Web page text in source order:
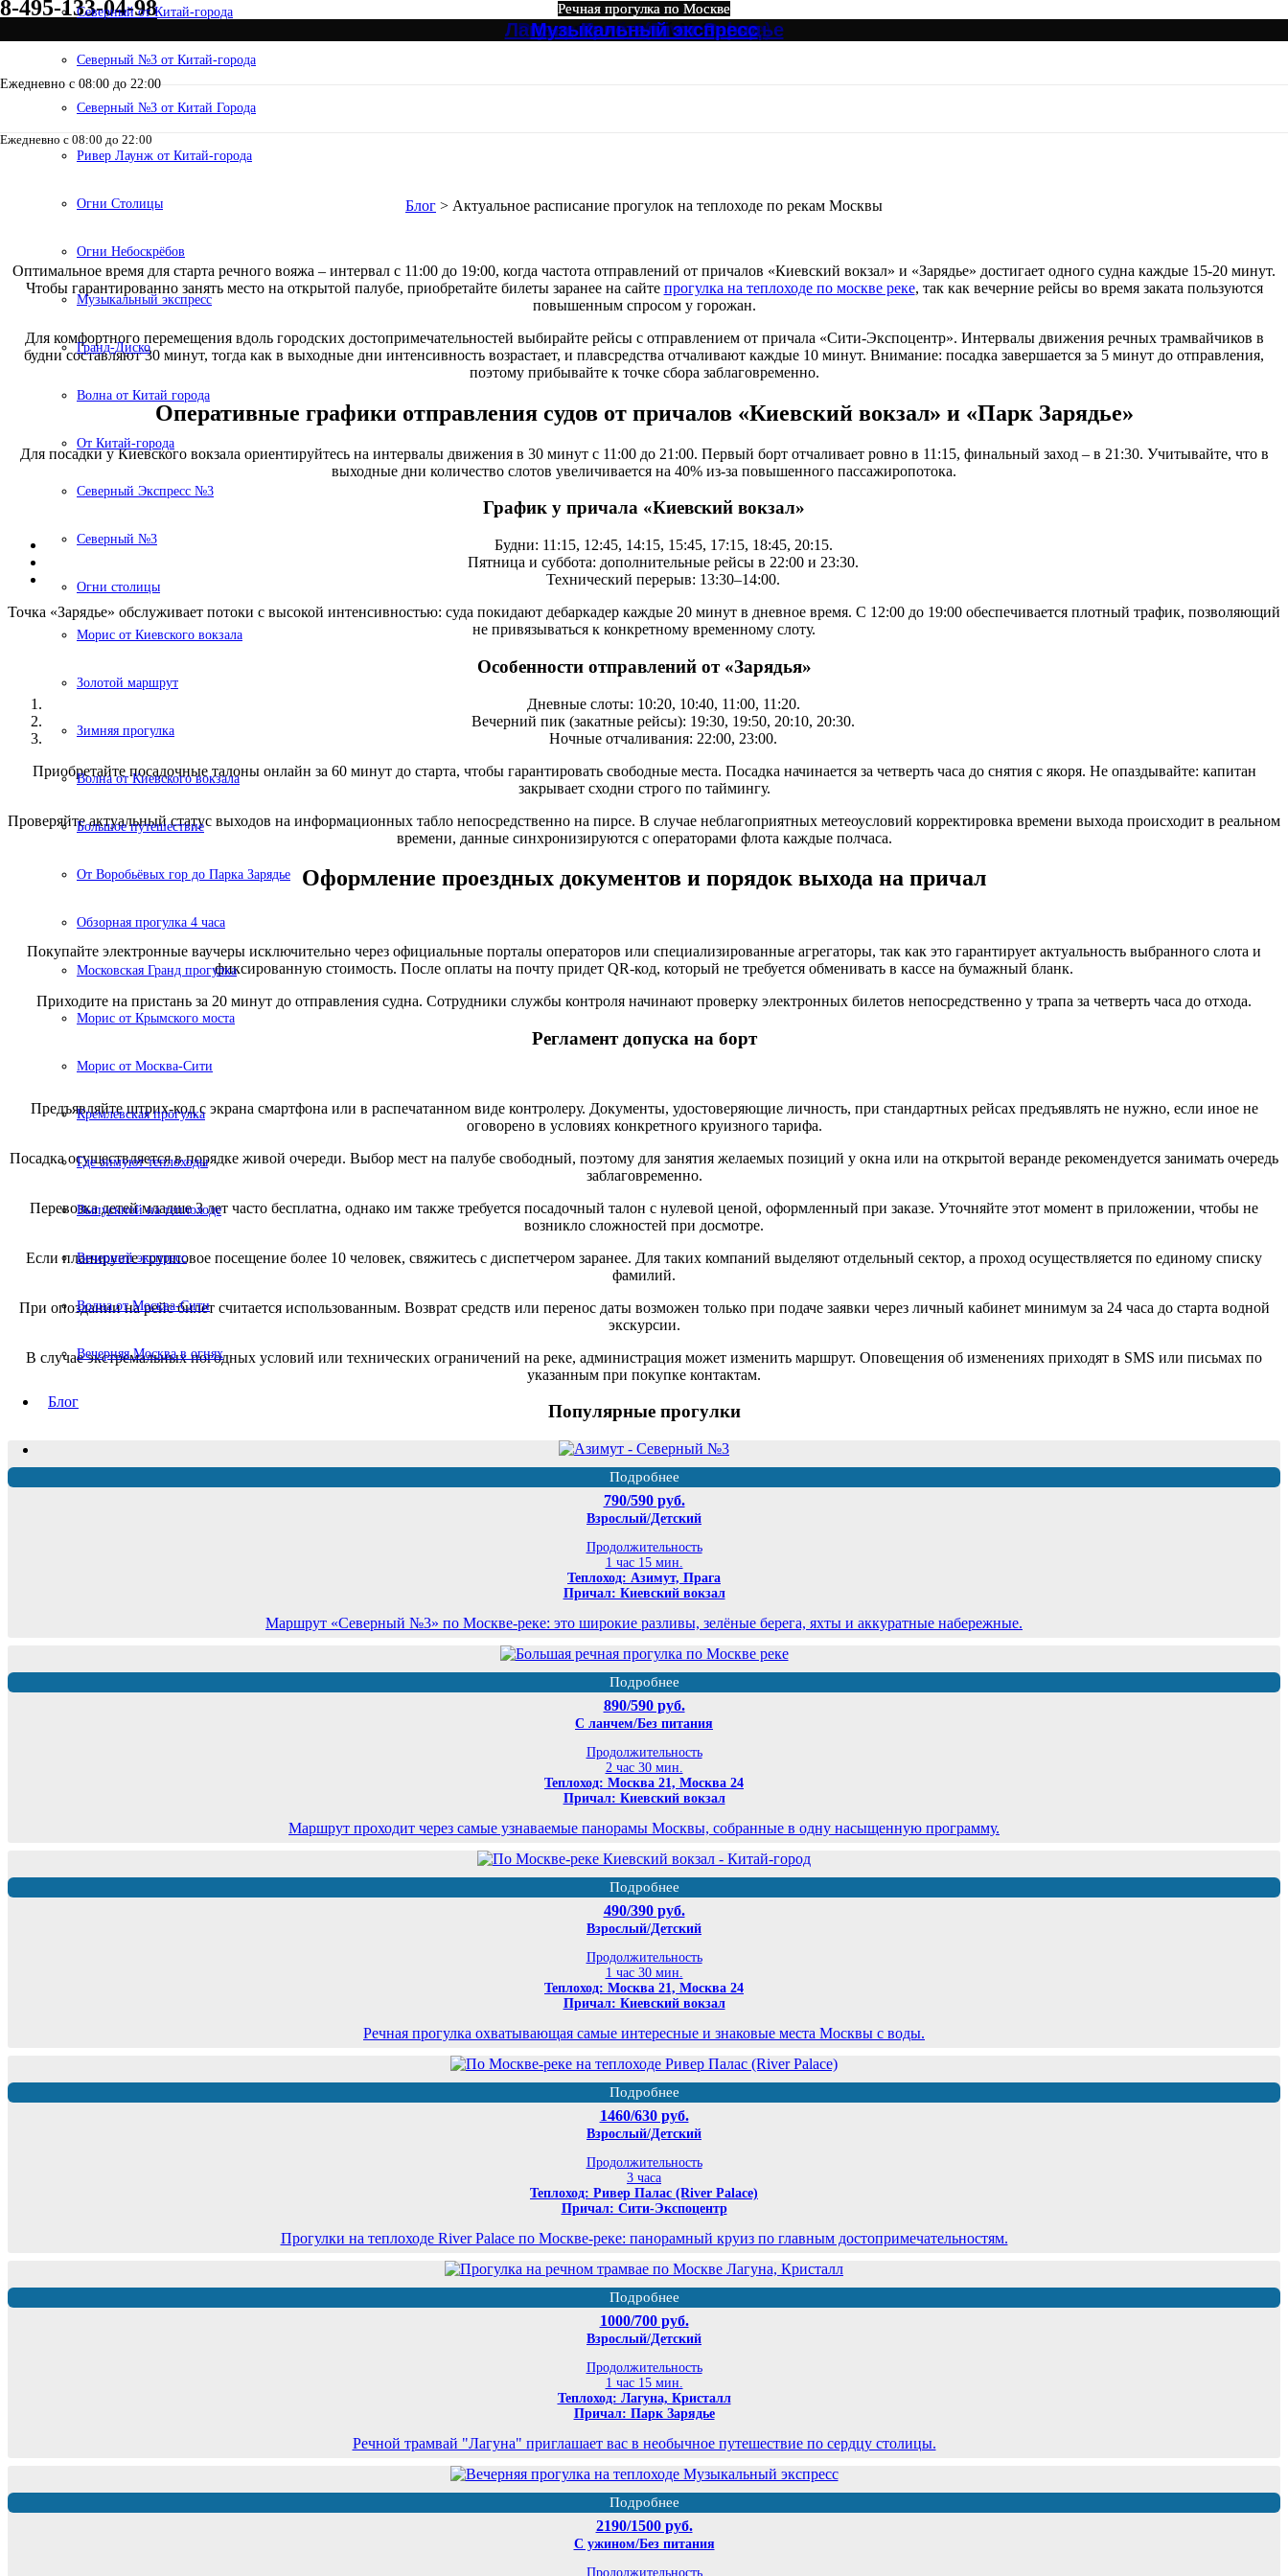
8-495-133-04-98
Ежедневно с 08:00 до 22:00
Северный от Китай-города
Северный №3 от Китай-города
Северный №3 от Китай Города
Ривер Лаунж от Китай-города
Огни Столицы
Огни Небоскрёбов
Музыкальный экспресс
Гранд-Диско
Волна от Китай города
От Китай-города
Северный Экспресс №3
Северный №3
Огни столицы
Морис от Киевского вокзала
Золотой маршрут
Зимняя прогулка
Волна от Киевского вокзала
Большое путешествие
От Воробьёвых гор до Парка Зарядье
Обзорная прогулка 4 часа
Московская Гранд прогулка
Морис от Крымского моста
Морис от Москва-Сити
Кремлевская прогулка
Где зимуют теплоходы
Выпускной на теплоходе
Вечерний экспресс
Волна от Москва-Сити
Вечерняя Москва в огнях
Блог
Ежедневно с 08:00 до 22:00
8-495-133-04-98
Блог > Актуальное расписание прогулок на теплоходе по рекам Москвы
Оптимальное время для старта речного вояжа – интервал с 11:00 до 19:00, когда частота отправлений от причалов «Киевский вокзал» и «Зарядье» достигает одного судна каждые 15-20 минут.
Чтобы гарантированно занять место на открытой палубе, приобретайте билеты заранее на сайте прогулка на теплоходе по москве реке, так как вечерние рейсы во время заката пользуются
повышенным спросом у горожан.
Для комфортного перемещения вдоль городских достопримечательностей выбирайте рейсы с отправлением от причала «Сити-Экспоцентр». Интервалы движения речных трамвайчиков в
будни составляют 30 минут, тогда как в выходные дни интенсивность возрастает, и плавсредства отчаливают каждые 10 минут. Внимание: посадка завершается за 5 минут до отправления,
поэтому прибывайте к точке сбора заблаговременно.
Оперативные графики отправления судов от причалов «Киевский вокзал» и «Парк Зарядье»
Для посадки у Киевского вокзала ориентируйтесь на интервалы движения в 30 минут с 11:00 до 21:00. Первый борт отчаливает ровно в 11:15, финальный заход – в 21:30. Учитывайте, что в
выходные дни количество слотов увеличивается на 40% из-за повышенного пассажиропотока.
График у причала «Киевский вокзал»
Будни: 11:15, 12:45, 14:15, 15:45, 17:15, 18:45, 20:15.
Пятница и суббота: дополнительные рейсы в 22:00 и 23:30.
Технический перерыв: 13:30–14:00.
Точка «Зарядье» обслуживает потоки с высокой интенсивностью: суда покидают дебаркадер каждые 20 минут в дневное время. С 12:00 до 19:00 обеспечивается плотный трафик, позволяющий
не привязываться к конкретному временному слоту.
Особенности отправлений от «Зарядья»
Дневные слоты: 10:20, 10:40, 11:00, 11:20.
Вечерний пик (закатные рейсы): 19:30, 19:50, 20:10, 20:30.
Ночные отчаливания: 22:00, 23:00.
Приобретайте посадочные талоны онлайн за 60 минут до старта, чтобы гарантировать свободные места. Посадка начинается за четверть часа до снятия с якоря. Не опаздывайте: капитан
закрывает сходни строго по таймингу.
Проверяйте актуальный статус выходов на информационных табло непосредственно на пирсе. В случае неблагоприятных метеоусловий корректировка времени выхода происходит в реальном
времени, данные синхронизируются с операторами флота каждые полчаса.
Оформление проездных документов и порядок выхода на причал
Покупайте электронные ваучеры исключительно через официальные порталы операторов или специализированные агрегаторы, так как это гарантирует актуальность выбранного слота и
фиксированную стоимость. После оплаты на почту придет QR-код, который не требуется обменивать в кассе на бумажный бланк.
Приходите на пристань за 20 минут до отправления судна. Сотрудники службы контроля начинают проверку электронных билетов непосредственно у трапа за четверть часа до отхода.
Регламент допуска на борт
Предъявляйте штрих-код с экрана смартфона или в распечатанном виде контролеру. Документы, удостоверяющие личность, при стандартных рейсах предъявлять не нужно, если иное не
оговорено в условиях конкретного круизного тарифа.
Посадка осуществляется в порядке живой очереди. Выбор мест на палубе свободный, поэтому для занятия желаемых позиций у окна или на открытой веранде рекомендуется занимать очередь
заблаговременно.
Перевозка детей младше 3 лет часто бесплатна, однако им также требуется посадочный талон с нулевой ценой, оформленный при заказе. Уточняйте этот момент в приложении, чтобы не
возникло сложностей при досмотре.
Если планируете групповое посещение более 10 человек, свяжитесь с диспетчером заранее. Для таких компаний выделяют отдельный сектор, а проход осуществляется по единому списку
фамилий.
При опоздании на рейс билет считается использованным. Возврат средств или перенос даты возможен только при подаче заявки через личный кабинет минимум за 24 часа до старта водной
экскурсии.
В случае экстремальных погодных условий или технических ограничений на реке, администрация может изменить маршрут. Оповещения об изменениях приходят в SMS или письмах по
указанным при покупке контактам.
Популярные прогулки
Речная прогулка по Москве
Северный №3
Подробнее
790/590 руб.
Взрослый/Детский
Продолжительность
1 час 15 мин.
Теплоход: Азимут, Прага
Причал: Киевский вокзал
Маршрут «Северный №3» по Москве-реке: это широкие разливы, зелёные берега, яхты и аккуратные набережные.
Речная прогулка по Москве
Большое путешествие
Подробнее
890/590 руб.
С ланчем/Без питания
Продолжительность
2 час 30 мин.
Теплоход: Москва 21, Москва 24
Причал: Киевский вокзал
Маршрут проходит через самые узнаваемые панорамы Москвы, собранные в одну насыщенную программу.
Речная прогулка по Москве
Северный Экспресс №3
Подробнее
490/390 руб.
Взрослый/Детский
Продолжительность
1 час 30 мин.
Теплоход: Москва 21, Москва 24
Причал: Киевский вокзал
Речная прогулка охватывающая самые интересные и знаковые места Москвы с воды.
Речная прогулка по Москве
Ривер Палас (River Palace)
Подробнее
1460/630 руб.
Взрослый/Детский
Продолжительность
3 часа
Теплоход: Ривер Палас (River Palace)
Причал: Сити-Экспоцентр
Прогулки на теплоходе River Palace по Москве-реке: панорамный круиз по главным достопримечательностям.
Речная прогулка по Москве
Лагуна, Кристалл от Зарядье
Подробнее
1000/700 руб.
Взрослый/Детский
Продолжительность
1 час 15 мин.
Теплоход: Лагуна, Кристалл
Причал: Парк Зарядье
Речной трамвай "Лагуна" приглашает вас в необычное путешествие по сердцу столицы.
Речная прогулка по Москве
Музыкальный экспресс
Подробнее
2190/1500 руб.
С ужином/Без питания
Продолжительность